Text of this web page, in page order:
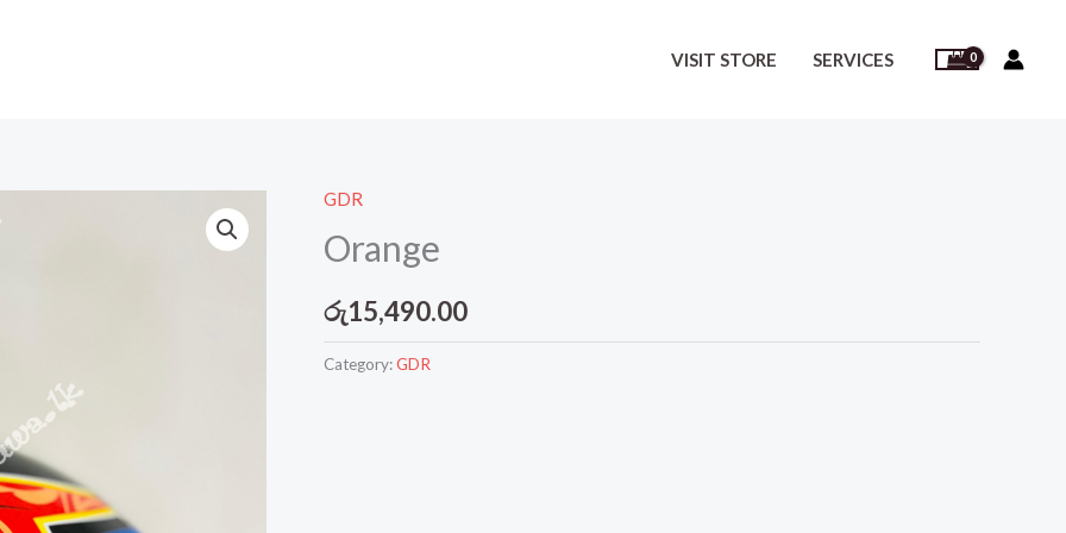
VISIT STORE SERVICES
GDR
Orange
රු15,490.00
Category:GDR